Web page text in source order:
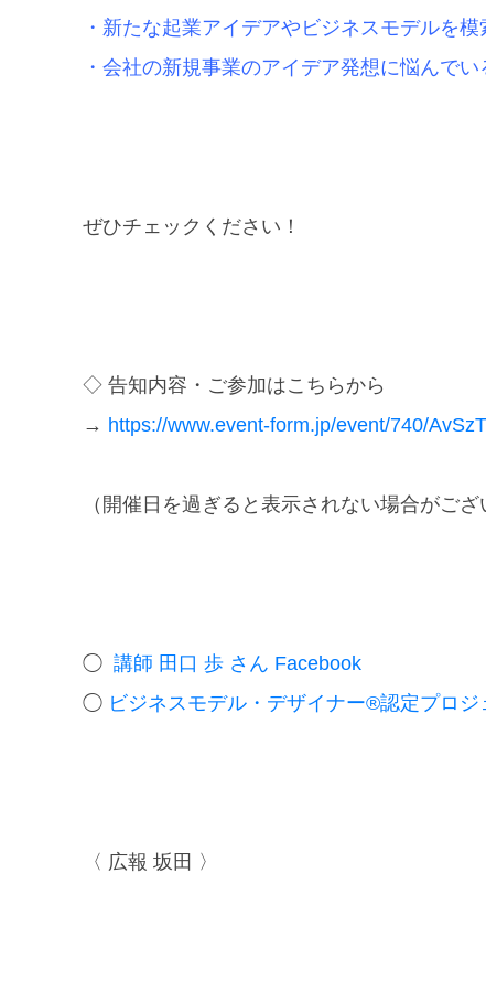
・新たな起業アイデアやビジネスモデルを模
・会社の新規事業のアイデア発想に悩んでい
ぜひチェックください！
◇ 告知内容・ご参加はこちらから
→ https://www.event-form.jp/event/740/
（開催日を過ぎると表示されない場合がござ
◯ 講師 田口 歩 さん Facebook
◯ ビジネスモデル・デザイナー®認定プロ
〈 広報 坂田 〉